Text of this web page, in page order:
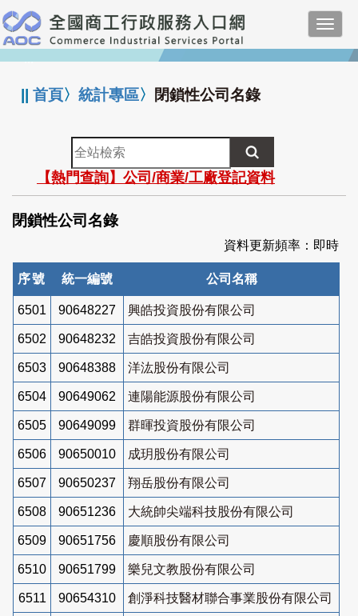
跳
到
主
要
:::
||首頁〉統計專區〉 閉鎖性公司名錄
全
站
檢
索
【熱門查詢】公司/商業/工廠登記資料
閉鎖性公司名錄
資料更新頻率：即時
序號 統一編號 公司名稱
6501 90648227 興皓投資股份有限公司
6502 90648232 吉皓投資股份有限公司
6503 90648388 洋汯股份有限公司
6504 90649062 連陽能源股份有限公司
6505 90649099 群暉投資股份有限公司
6506 90650010 成玥股份有限公司
6507 90650237 翔岳股份有限公司
6508 90651236 大統帥尖端科技股份有限公司
6509 90651756 慶順股份有限公司
6510 90651799 樂兒文教股份有限公司
6511 90654310 創淨科技醫材聯合事業股份有限公司